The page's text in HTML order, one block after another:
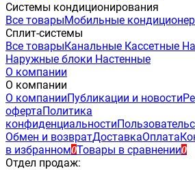
Системы кондиционирования
Все товарыМобильные
Сплит-системы
Все товарыКанальные Кассетные
Наружные блоки Настенные
О компании
О компании
О компанииПубликации и новости
офертаПолитика
конфиденциальности
Обмен и возвратДоставкаОплата
в избранном0Товары в сравнении0
Отдел продаж: